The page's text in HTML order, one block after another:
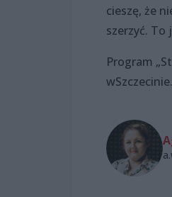
cieszę, że
szerzyć. To
Program